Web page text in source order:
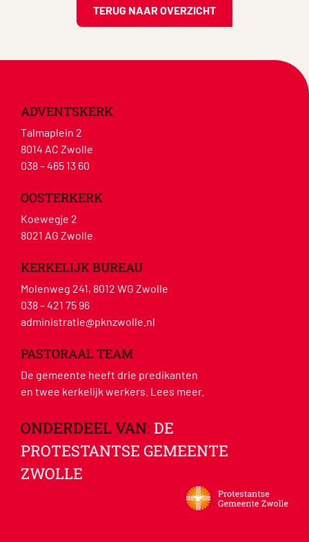
TERUG NAAR OVERZICHT
ADVENTSKERK
Talmaplein 2
8014 AC Zwolle
038 – 465 13 60
OOSTERKERK
Koewegje 2
8021 AG Zwolle
KERKELIJK BUREAU
Molenweg 241, 8012 WG Zwolle
038 – 421 75 96
administratie@pknzwolle.nl
PASTORAAL TEAM
De gemeente heeft drie predikanten
en twee kerkelijk werkers. Lees meer.
ONDERDEEL VAN: DE
PROTESTANTSE GEMEENTE
ZWOLLE